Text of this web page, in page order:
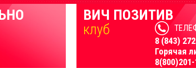
8 (843)
Горячая
8(800)201-
ВИЧ ПОЗИТИВ
клуб